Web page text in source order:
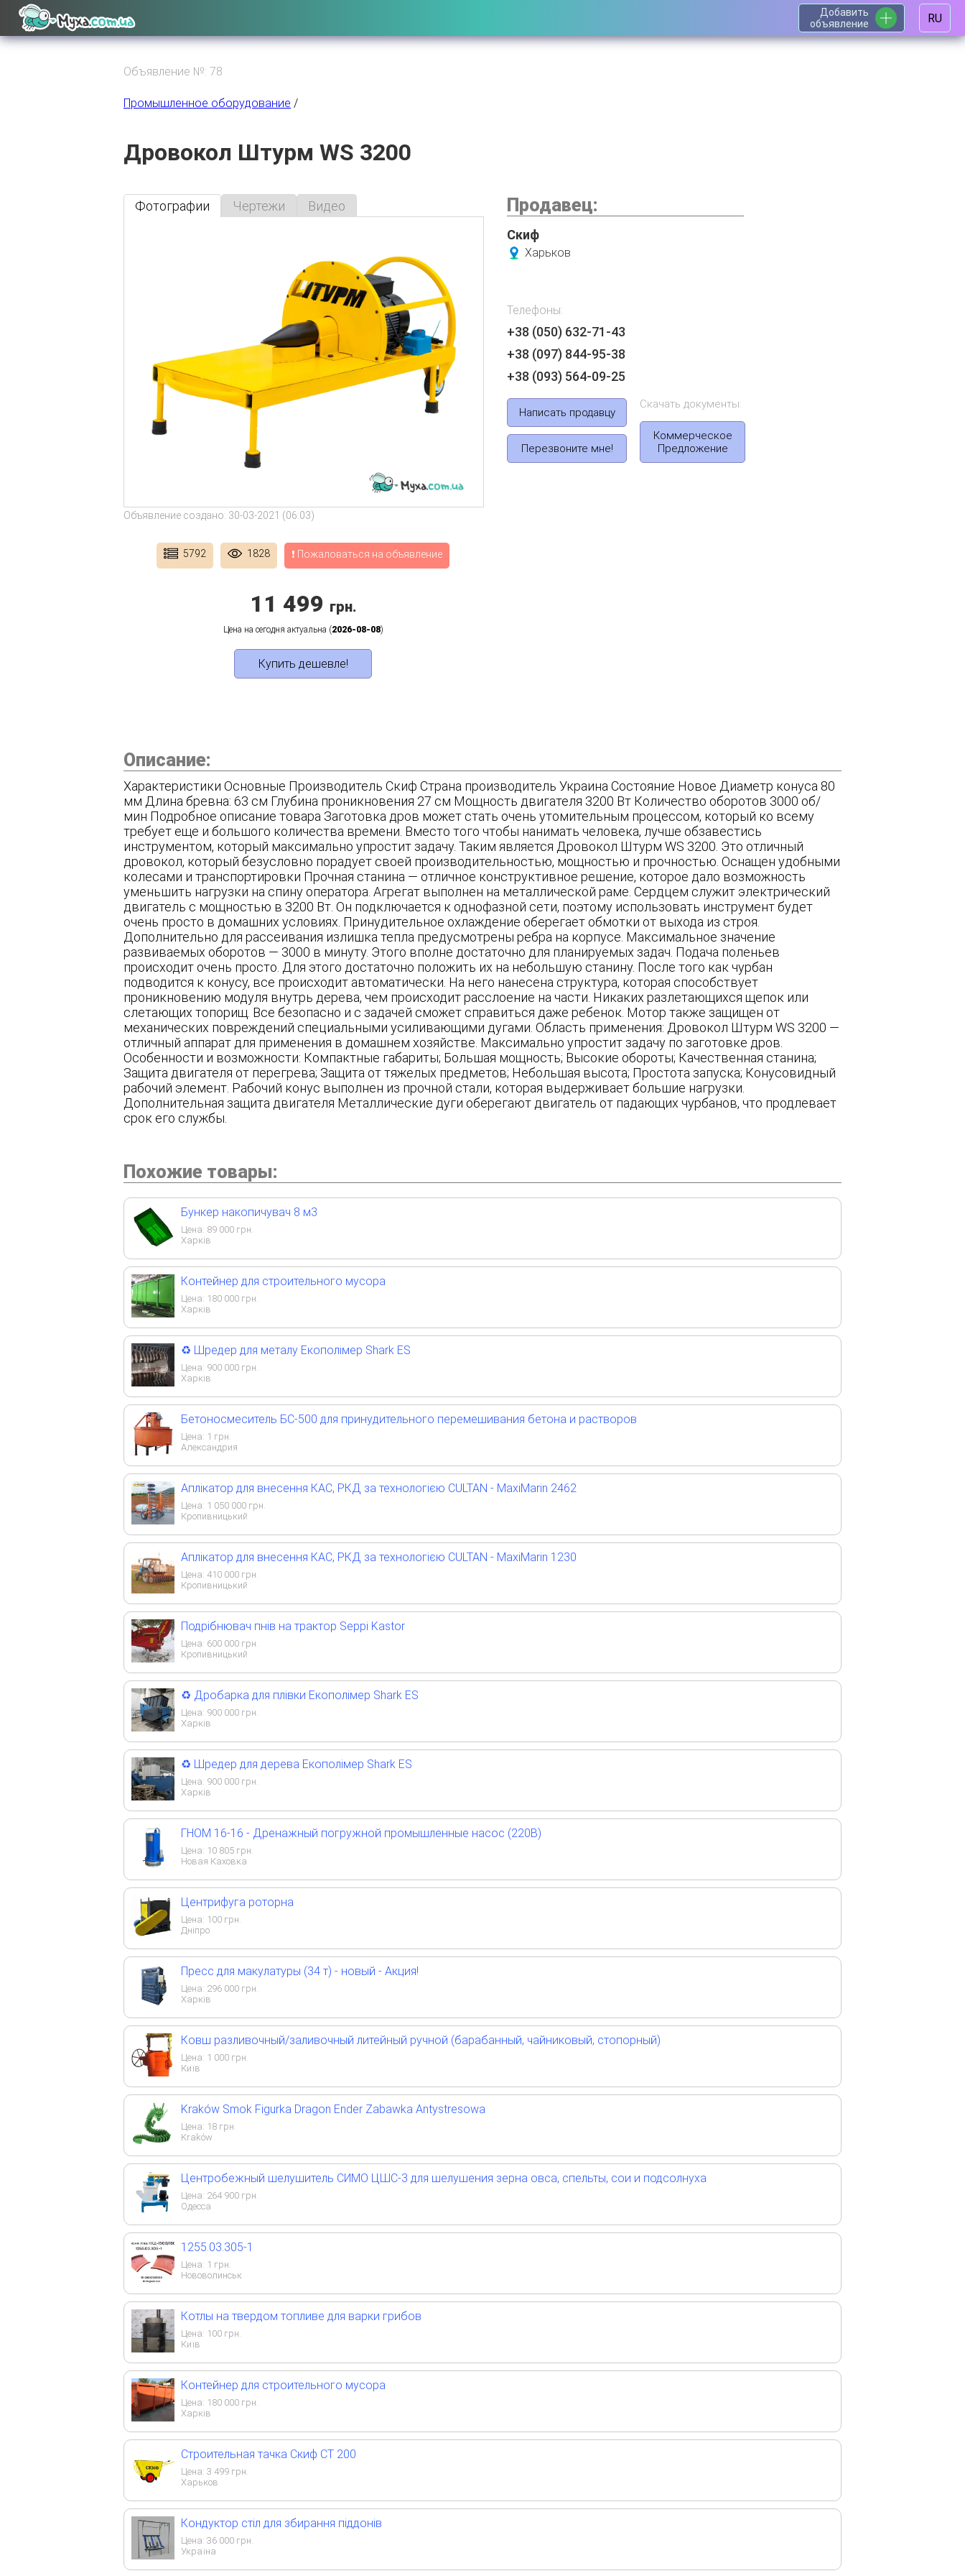
Добавить
объявление
RU
Объявление №: 78
Промышленное оборудование /
Дровокол Штурм WS 3200
Фотографии Чертежи Видео
Объявление создано: 30-03-2021 (06:03)
5792 1828 ❗ Пожаловаться на объявление
11 499 грн.
Цена на сегодня актуальна (2026-08-08)
Купить дешевле!
Продавец:
Скиф
Харьков
Телефоны:
+38 (050) 632-71-43
+38 (097) 844-95-38
+38 (093) 564-09-25
Написать продавцу
Перезвоните мне!
Скачать документы:
Коммерческое
Предложение
Описание:
Характеристики Основные Производитель Скиф Страна производитель Украина Состояние Новое Диаметр конуса 80
мм Длина бревна: 63 см Глубина проникновения 27 см Мощность двигателя 3200 Вт Количество оборотов 3000 об/
мин Подробное описание товара Заготовка дров может стать очень утомительным процессом, который ко всему
требует еще и большого количества времени. Вместо того чтобы нанимать человека, лучше обзавестись
инструментом, который максимально упростит задачу. Таким является Дровокол Штурм WS 3200. Это отличный
дровокол, который безусловно порадует своей производительностью, мощностью и прочностью. Оснащен удобными
колесами и транспортировки Прочная станина — отличное конструктивное решение, которое дало возможность
уменьшить нагрузки на спину оператора. Агрегат выполнен на металлической раме. Сердцем служит электрический
двигатель с мощностью в 3200 Вт. Он подключается к однофазной сети, поэтому использовать инструмент будет
очень просто в домашних условиях. Принудительное охлаждение оберегает обмотки от выхода из строя.
Дополнительно для рассеивания излишка тепла предусмотрены ребра на корпусе. Максимальное значение
развиваемых оборотов — 3000 в минуту. Этого вполне достаточно для планируемых задач. Подача поленьев
происходит очень просто. Для этого достаточно положить их на небольшую станину. После того как чурбан
подводится к конусу, все происходит автоматически. На него нанесена структура, которая способствует
проникновению модуля внутрь дерева, чем происходит расслоение на части. Никаких разлетающихся щепок или
слетающих топорищ. Все безопасно и с задачей сможет справиться даже ребенок. Мотор также защищен от
механических повреждений специальными усиливающими дугами. Область применения: Дровокол Штурм WS 3200 —
отличный аппарат для применения в домашнем хозяйстве. Максимально упростит задачу по заготовке дров.
Особенности и возможности: Компактные габариты; Большая мощность; Высокие обороты; Качественная станина;
Защита двигателя от перегрева; Защита от тяжелых предметов; Небольшая высота; Простота запуска; Конусовидный
рабочий элемент. Рабочий конус выполнен из прочной стали, которая выдерживает большие нагрузки.
Дополнительная защита двигателя Металлические дуги оберегают двигатель от падающих чурбанов, что продлевает
срок его службы.
Похожие товары:
Бункер накопичувач 8 м3
Цена: 89 000 грн.
Харків
Контейнер для строительного мусора
Цена: 180 000 грн.
Харків
♻️ Шредер для металу Екополімер Shark ES
Цена: 900 000 грн.
Харків
Бетоносмеситель БС-500 для принудительного перемешивания бетона и растворов
Цена: 1 грн.
Александрия
Аплікатор для внесення КАС, РКД за технологією CULTAN - MaxiMarin 2462
Цена: 1 050 000 грн.
Кропивницький
Аплікатор для внесення КАС, РКД за технологією CULTAN - MaxiMarin 1230
Цена: 410 000 грн.
Кропивницький
Подрібнювач пнів на трактор Seppi Kastor
Цена: 600 000 грн.
Кропивницький
♻️ Дробарка для плівки Екополімер Shark ES
Цена: 900 000 грн.
Харків
♻️ Шредер для дерева Екополімер Shark ES
Цена: 900 000 грн.
Харків
ГНОМ 16-16 - Дренажный погружной промышленные насос (220В)
Цена: 10 805 грн.
Новая Каховка
Центрифуга роторна
Цена: 100 грн.
Дніпро
Пресс для макулатуры (34 т) - новый - Акция!
Цена: 296 000 грн.
Харків
Ковш разливочный/заливочный литейный ручной (барабанный, чайниковый, стопорный)
Цена: 1 000 грн.
Київ
Kraków Smok Figurka Dragon Ender Zabawka Antystresowa
Цена: 18 грн.
Kraków
Центробежный шелушитель СИМО ЦШС-3 для шелушения зерна овса, спельты, сои и подсолнуха
Цена: 264 900 грн.
Одесса
1255.03.305-1
Цена: 1 грн.
Нововолинськ
Котлы на твердом топливе для варки грибов
Цена: 100 грн.
Київ
Контейнер для строительного мусора
Цена: 180 000 грн.
Харків
Строительная тачка Скиф СТ 200
Цена: 3 499 грн.
Харьков
Кондуктор стіл для збирання піддонів
Цена: 36 000 грн.
Україна